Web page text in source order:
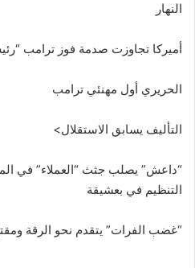
النهار
أميركا تجاوزت صدمة فوز ترامب
الحريري أول مهنئي ترامب
التأليف يسابق الاستقلال>
“داعش” يصلب جثث “العملاء” في
التنظيم في بعشيقة
“غضب الفرات” يتقدم نحو الرقة ومقتل 20 مدنياً في غارة